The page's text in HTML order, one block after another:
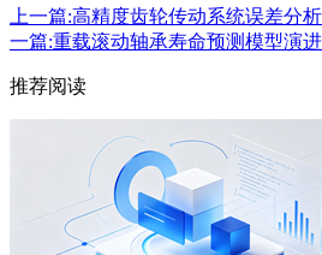
上一篇:高精度齿轮传动系统误差分
一篇:重载滚动轴承寿命预测模型演
推荐阅读